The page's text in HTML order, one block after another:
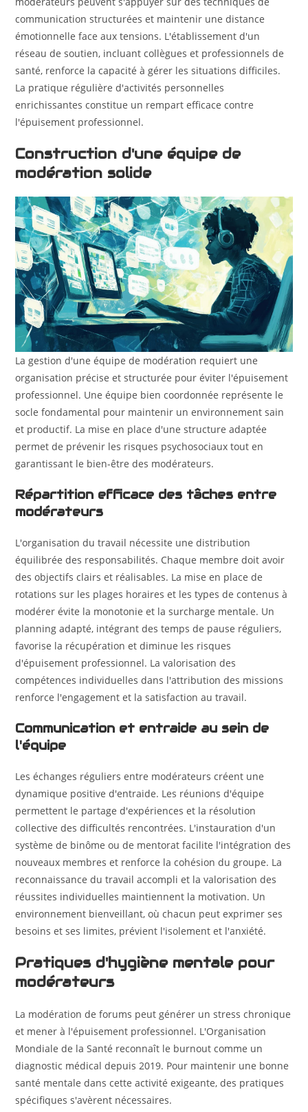
communication structurées et maintenir une distance
émotionnelle face aux tensions. L'établissement d'un
réseau de soutien, incluant collègues et professionnels de
santé, renforce la capacité à gérer les situations difficiles.
La pratique régulière d'activités personnelles
enrichissantes constitue un rempart efficace contre
l'épuisement professionnel.
Construction d'une équipe de
modération solide
La gestion d'une équipe de modération requiert une
organisation précise et structurée pour éviter l'épuisement
professionnel. Une équipe bien coordonnée représente le
socle fondamental pour maintenir un environnement sain
et productif. La mise en place d'une structure adaptée
permet de prévenir les risques psychosociaux tout en
garantissant le bien-être des modérateurs.
Répartition efficace des tâches entre
modérateurs
L'organisation du travail nécessite une distribution
équilibrée des responsabilités. Chaque membre doit avoir
des objectifs clairs et réalisables. La mise en place de
rotations sur les plages horaires et les types de contenus à
modérer évite la monotonie et la surcharge mentale. Un
planning adapté, intégrant des temps de pause réguliers,
favorise la récupération et diminue les risques
d'épuisement professionnel. La valorisation des
compétences individuelles dans l'attribution des missions
renforce l'engagement et la satisfaction au travail.
Communication et entraide au sein de
l'équipe
Les échanges réguliers entre modérateurs créent une
dynamique positive d'entraide. Les réunions d'équipe
permettent le partage d'expériences et la résolution
collective des difficultés rencontrées. L'instauration d'un
système de binôme ou de mentorat facilite l'intégration des
nouveaux membres et renforce la cohésion du groupe. La
reconnaissance du travail accompli et la valorisation des
réussites individuelles maintiennent la motivation. Un
environnement bienveillant, où chacun peut exprimer ses
besoins et ses limites, prévient l'isolement et l'anxiété.
Pratiques d'hygiène mentale pour
modérateurs
La modération de forums peut générer un stress chronique
et mener à l'épuisement professionnel. L'Organisation
Mondiale de la Santé reconnaît le burnout comme un
diagnostic médical depuis 2019. Pour maintenir une bonne
santé mentale dans cette activité exigeante, des pratiques
spécifiques s'avèrent nécessaires.